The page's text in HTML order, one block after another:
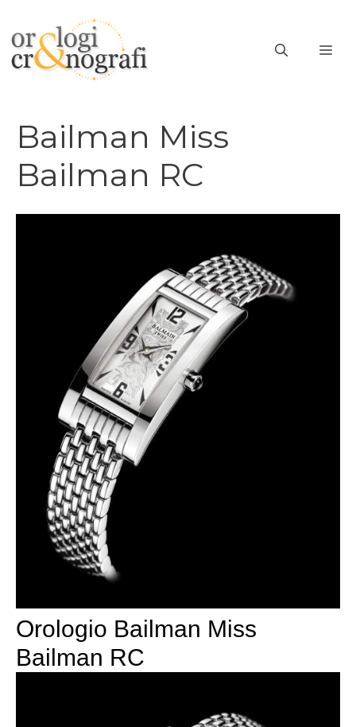
contenuto
Bailman Miss
Bailman RC
Orologio Bailman Miss
Bailman RC